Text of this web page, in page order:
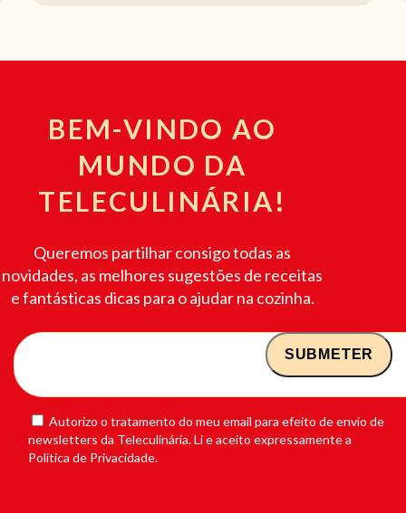
BEM-VINDO AO
MUNDO DA
TELECULINÁRIA!
Queremos partilhar consigo todas as
novidades, as melhores sugestões de receitas
e fantásticas dicas para o ajudar na cozinha.
Autorizo o tratamento do meu email para efeito de envio de
newsletters da Teleculinária. Li e aceito expressamente a
Política de Privacidade.